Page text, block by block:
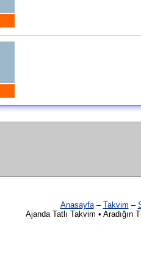
Anasayfa– Takvim –
Ajanda Tatlı Takvim •